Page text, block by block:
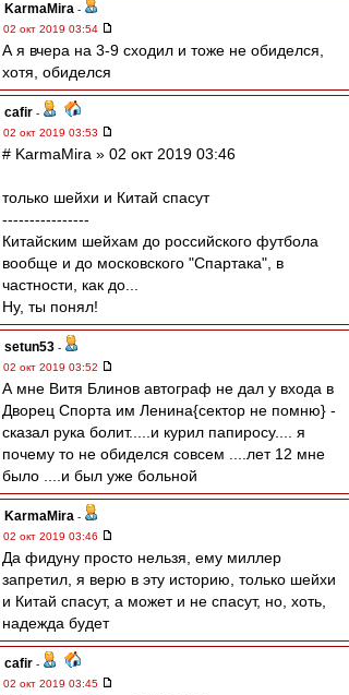
KarmaMira -
02 окт 2019 03:54
А я вчера на 3-9 сходил и тоже не обиделся,
хотя, обиделся
cafir -
02 окт 2019 03:53
# KarmaMira » 02 окт 2019 03:46
только шейхи и Китай спасут
----------------
Китайским шейхам до российского футбола
вообще и до московского "Спартака", в
частности, как до...
Ну, ты понял!
setun53 -
02 окт 2019 03:52
А мне Витя Блинов автограф не дал у входа в
Дворец Спорта им Ленина{сектор не помню} -
сказал рука болит.....и курил папиросу.... я
почему то не обиделся совсем ....лет 12 мне
было ....и был уже больной
KarmaMira -
02 окт 2019 03:46
Да фидуну просто нельзя, ему миллер
запретил, я верю в эту историю, только шейхи
и Китай спасут, а может и не спасут, но, хоть,
надежда будет
cafir -
02 окт 2019 03:45